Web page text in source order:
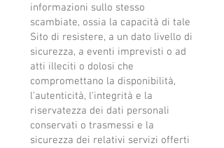
informazioni sullo stesso
scambiate, ossia la capacità di tale
Sito di resistere, a un dato livello di
sicurezza, a eventi imprevisti o ad
atti illeciti o dolosi che
compromettano la disponibilità,
l'autenticità, l'integrità e la
riservatezza dei dati personali
conservati o trasmessi e la
sicurezza dei relativi servizi offerti